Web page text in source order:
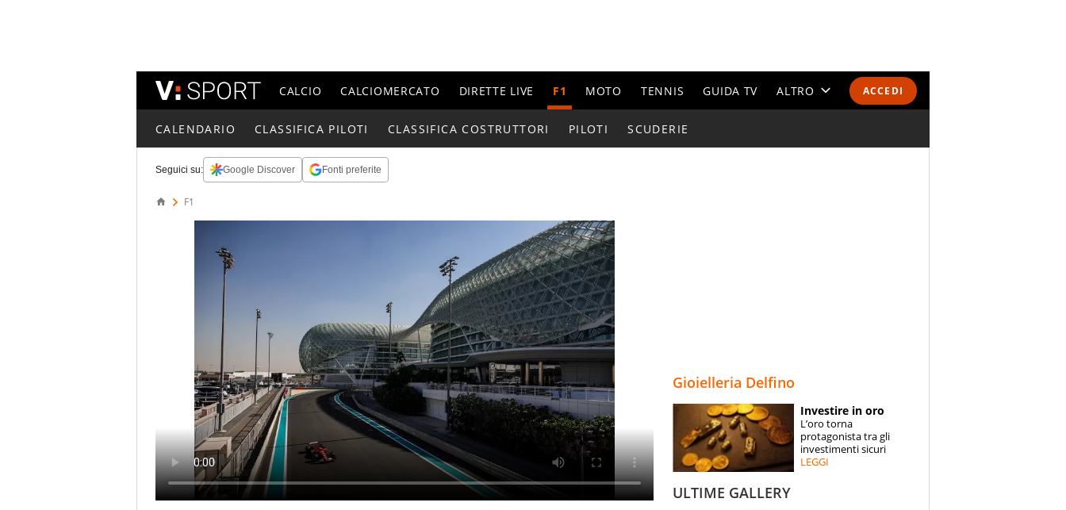
ACCEDI
CALCIO CALCIOMERCATO DIRETTE LIVE F1 MOTO TENNIS GUIDA TV ALTRO
ESPERTI
CONTATTI
CALENDARIO CLASSIFICA PILOTI CLASSIFICA COSTRUTTORI PILOTI SCUDERIE
Seguici su: Google Discover Fonti preferite
F1
Gioielleria Delfino
Investire in oro
L’oro torna
protagonista tra gli
investimenti sicuri
LEGGI
ULTIME GALLERY